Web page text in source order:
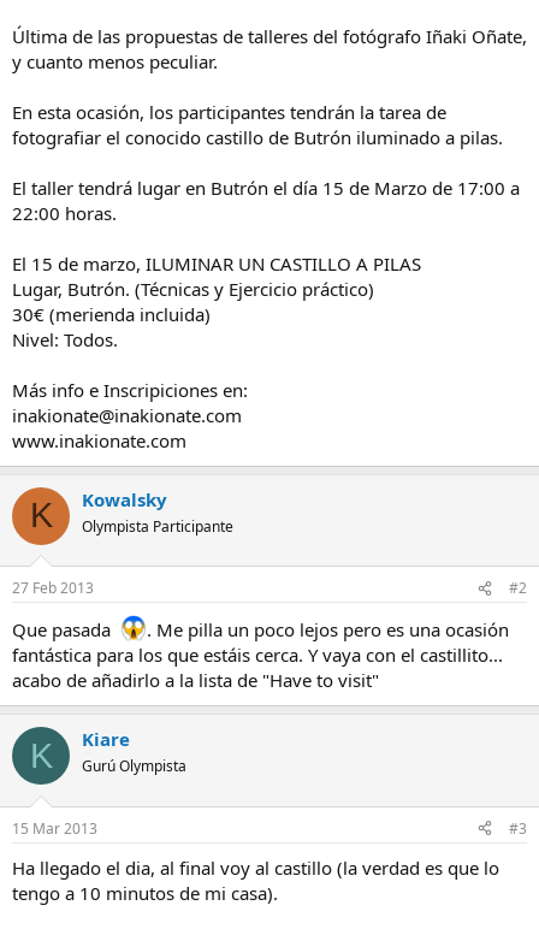
a
Última de las propuestas de talleres del fotógrafo Iñaki Oñate,
y cuanto menos peculiar.
En esta ocasión, los participantes tendrán la tarea de
fotografiar el conocido castillo de Butrón iluminado a pilas.
El taller tendrá lugar en Butrón el día 15 de Marzo de 17:00 a
22:00 horas.
El 15 de marzo, ILUMINAR UN CASTILLO A PILAS
Lugar, Butrón. (Técnicas y Ejercicio práctico)
30€ (merienda incluida)
Nivel: Todos.
Más info e Inscripiciones en:
inakionate@inakionate.com
www.inakionate.com
K Kowalsky
Olympista Participante
27 Feb 2013 #2
Que pasada
. Me pilla un poco lejos pero es una ocasión
fantástica para los que estáis cerca. Y vaya con el castillito...
acabo de añadirlo a la lista de "Have to visit"
K Kiare
Gurú Olympista
15 Mar 2013 #3
Ha llegado el dia, al final voy al castillo (la verdad es que lo
tengo a 10 minutos de mi casa).